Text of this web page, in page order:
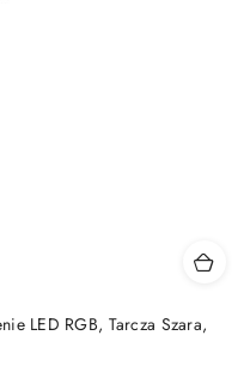
LED RGB, Tarcza Szara,